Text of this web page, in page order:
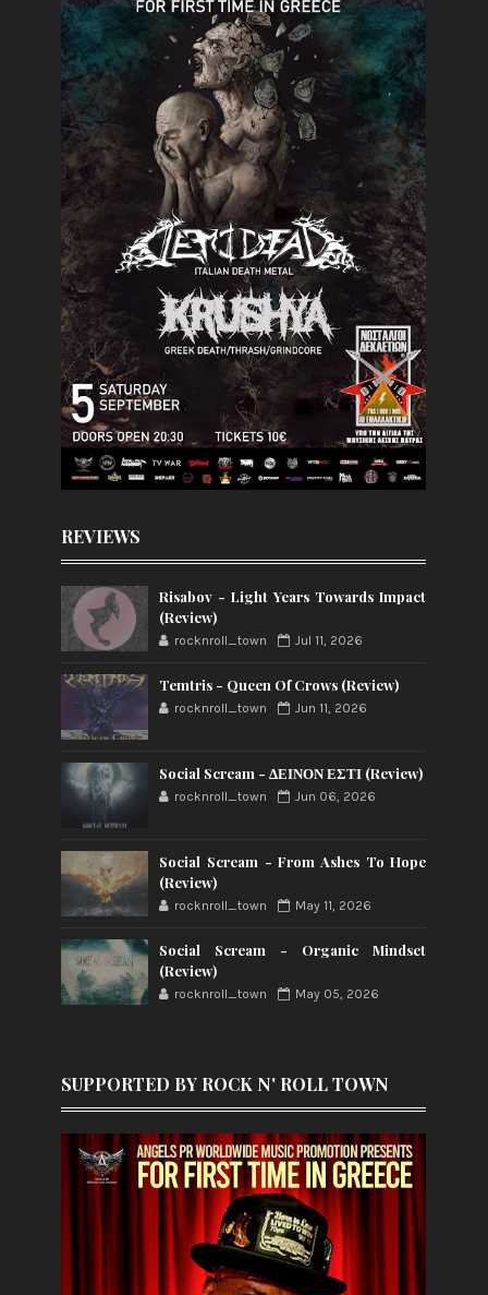
REVIEWS
Risabov - Light Years Towards Impact
(Review)
rocknroll_town Jul 11, 2026
Temtris - Queen Of Crows (Review)
rocknroll_town Jun 11, 2026
Social Scream - ΔΕΙΝΟΝ ΕΣΤΙ (Review)
rocknroll_town Jun 06, 2026
Social Scream - From Ashes To Hope
(Review)
rocknroll_town May 11, 2026
Social Scream - Organic Mindset
(Review)
rocknroll_town May 05, 2026
SUPPORTED BY ROCK N' ROLL TOWN